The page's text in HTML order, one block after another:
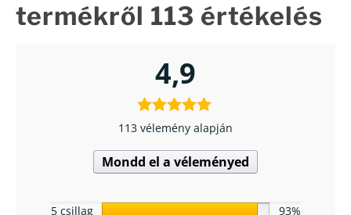
termékről 113 értékelés
4,9
113 vélemény alapján
Mondd el a véleményed
5 csillag 93%